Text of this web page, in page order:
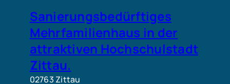
Sanierungsbedürftiges
Mehrfamilienhaus in der
attraktiven Hochschulstadt
Zittau.
02763 Zittau